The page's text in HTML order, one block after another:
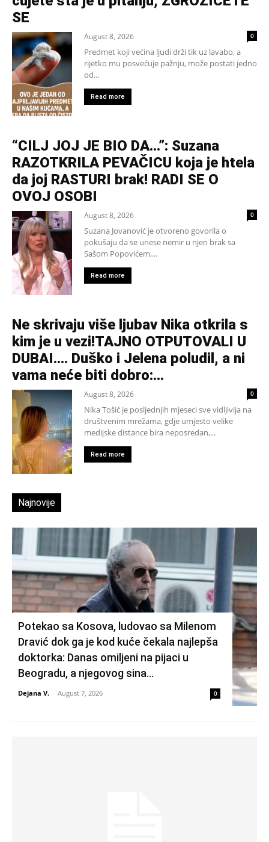
SE
August 8, 2026 0
Predmet koji većina ljudi drži tik uz lavabo, a
rijetko mu posvećuje pažnju, može postati jedno
od...
Read more
“CILJ JOJ JE BIO DA…”: Suzana
RAZOTKRILA PEVAČICU koja je htela
da joj RASTURI brak! RADI SE O
OVOJ OSOBI
August 8, 2026 0
Suzana Jovanović je otvoreno govorila o
pokušaju da se unese nemir u njen brak sa
Sašom Popovićem,...
Read more
Ne skrivaju više ljubav Nika otkrila s
kim je u vezi!TAJNO OTPUTOVALI U
DUBAI…. Duško i Jelena poludil, a ni
vama neće biti dobro:...
August 8, 2026 0
Nika Tošić je posljednjih mjeseci sve vidljivija na
društvenim mrežama, gdje umjesto velike
medijske distance bira neposredan,...
Read more
Najnovije
Potekao sa Kosova, ludovao sa Milenom
Dravić dok ga je kod kuće čekala najlepša
doktorka: Danas omiljeni na pijaci u
Beogradu, a njegovog sina...
Dejana V. - August 7, 2026 0